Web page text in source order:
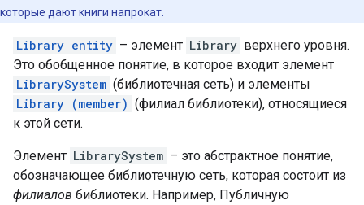
которые дают книги напрокат.
Library entity – элемент Library верхнего уровня.
Это обобщенное понятие, в которое входит элемент
LibrarySystem (библиотечная сеть) и элементы
Library (member) (филиал библиотеки), относящиеся
к этой сети.
Элемент LibrarySystem – это абстрактное понятие,
обозначающее библиотечную сеть, которая состоит из
филиалов библиотеки. Например, Публичную